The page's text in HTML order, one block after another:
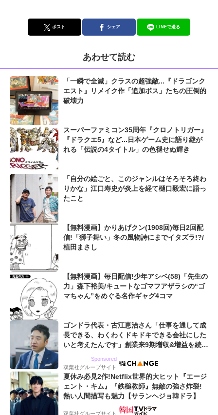
ポスト シェア LINEで送る
あわせて読む
「一瞬で全滅」クラスの超強敵...『ドラゴンク
エスト』リメイク作「追加ボス」たちの圧倒的
破壊力
スーパーファミコン35周年『クロノトリガー』
『ドラクエ5』など...日本ゲーム史に語り継が
れる「伝説の4タイトル」の色褪せぬ輝き
「自分の絵ごと、このジャンルはそろそろ終わ
りかな」江口寿史が炎上を経て樋口毅宏に語っ
たこと
【無料漫画】かりあげクン(1908回)毎日2回配
信!「獅子舞い」冬の風物詩にまでイタズラ!?/
植田まさし
【無料漫画】毎日配信!少年アシベ(58)「先生の
力」森下裕美/キュートなゴマフアザラシの“ゴ
マちゃん”をめぐる名作ギャグ4コマ
ゴンドラ代表・古江恵治さん「仕事を通して成
長できる、わくわくドキドキできる会社にした
いと考えたんです」創業来9期増収&増益を続け
Sponsored
双葉社グループサイト
夏休み必見2作!Netflix世界的大ヒット『エージ
ェント・キム』『鉄槌教師』無敵の強さ炸裂!
熱い人間描写も魅力【サランヘジョ韓ドラ】
双葉社グループサイト